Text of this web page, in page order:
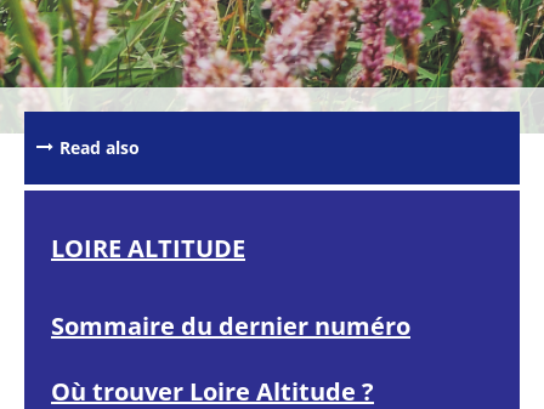
Read also
LOIRE ALTITUDE
Sommaire du dernier numéro
Où trouver Loire Altitude ?
Passer les
outils de
partage et
d'impression